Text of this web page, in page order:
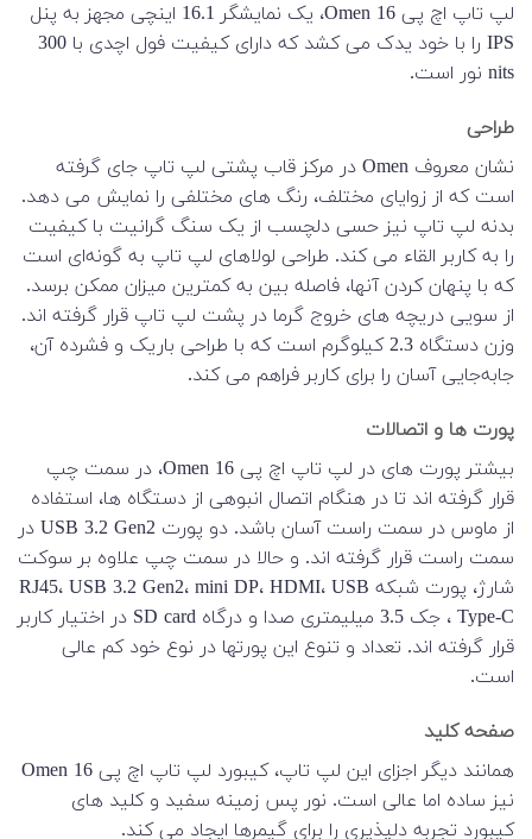
لپ تاپ اچ پی Omen 16، یک نمایشگر 16.1 اینچی مجهز به پنل
IPS را با خود یدک می کشد که دارای کیفیت فول اچدی با 300
nits نور است.
طراحی
نشان معروف Omen در مرکز قاب پشتی لپ تاپ جای گرفته
است که از زوایای مختلف، رنگ های مختلفی را نمایش می دهد.
بدنه لپ تاپ نیز حسی دلچسب از یک سنگ گرانیت با کیفیت
را به کاربر القاء می کند. طراحی لولاهای لپ تاپ به گونه‌ای است
که با پنهان کردن آنها، فاصله بین به کمترین میزان ممکن برسد.
از سویی دریچه های خروج گرما در پشت لپ تاپ قرار گرفته اند.
وزن دستگاه 2.3 کیلوگرم است که با طراحی باریک و فشرده آن،
جابه‌جایی آسان را برای کاربر فراهم می کند.
پورت ها و اتصالات
بیشتر پورت های در لپ تاپ اچ پی Omen 16، در سمت چپ
قرار گرفته اند تا در هنگام اتصال انبوهی از دستگاه ها، استفاده
از ماوس در سمت راست آسان باشد. دو پورت USB 3.2 Gen2 در
سمت راست قرار گرفته اند. و حالا در سمت چپ علاوه بر سوکت
شارژ، پورت شبکه RJ45، USB 3.2 Gen2، mini DP، HDMI، USB
Type-C ، جک 3.5 میلیمتری صدا و درگاه SD card در اختیار کاربر
قرار گرفته اند. تعداد و تنوع این پورتها در نوع خود کم عالی
است.
صفحه کلید
همانند دیگر اجزای این لپ تاپ، کیبورد لپ تاپ اچ پی Omen 16
نیز ساده اما عالی است. نور پس زمینه سفید و کلید های
کیبورد تجربه دلپذیری را برای گیمرها ایجاد می کند.